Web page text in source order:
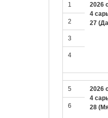
1
2026
4
27
2
3
4
5
2026
4
28
6